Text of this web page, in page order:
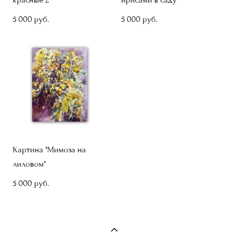
5 000 pуб.
5 000 pуб.
Картина "Мимоза на
лиловом"
5 000 pуб.